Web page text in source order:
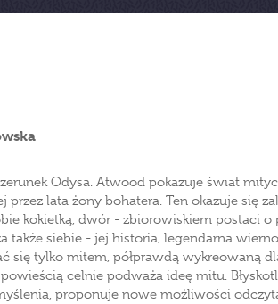
Odysa. Atwood pokazuje świat
lata żony bohatera. Ten okazuje się
kokietką, dwór - zbiorowiskiem postaci o
także siebie - jej historia, legendarna
się tylko mitem, półprawdą wykreowaną
celnie podważa ideę mitu.
proponuje nowe możliwości